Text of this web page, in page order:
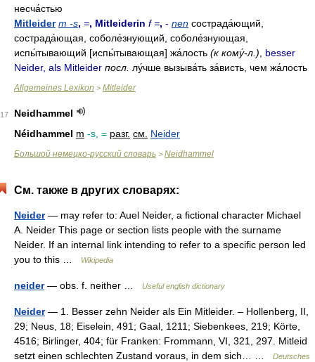
несча́стью
Mitleider m -s, =, Mitleiderin f =, - nen сострада́ющий,
сострада́ющая, соболе́знующий, соболе́знующая,
испы́тывающий [испы́тывающая] жа́лость (к кому́-л.)
besser
Neider, als Mitleider посл. лу́чше вызыва́ть за́висть, чем жа́лость
Allgemeines Lexikon > Mitleider
17
Neidhammel
Néidhammel m -s, = разг. см. Neider
Большой немецко-русский словарь > Neidhammel
См. также в других словарях:
Neider— may refer to: Auel Neider, a fictional character Michael
A. Neider This page or section lists people with the surname
Neider. If an internal link intending to refer to a specific person led
you to this …
Wikipedia
neider— obs. f. neither … Useful english dictionary
Neider— 1. Besser zehn Neider als Ein Mitleider. – Hollenberg, II,
29; Neus, 18; Eiselein, 491; Gaal, 1211; Siebenkees, 219; Körte,
4516; Birlinger, 404; für Franken: Frommann, VI, 321, 297. Mitleid
setzt einen schlechten Zustand voraus, in dem sich… …
Deutsches